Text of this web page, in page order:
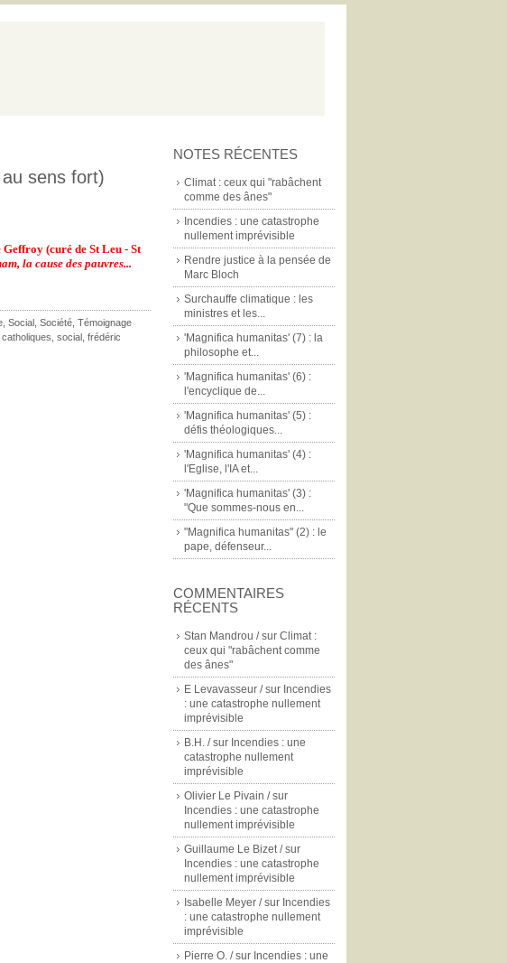
NOTES RÉCENTES
Climat : ceux qui "rabâchent
comme des ânes"
Incendies : une catastrophe
nullement imprévisible
Rendre justice à la pensée de
Marc Bloch
Surchauffe climatique : les
ministres et les...
'Magnifica humanitas' (7) : la
philosophe et...
'Magnifica humanitas' (6) :
l'encyclique de...
'Magnifica humanitas' (5) :
défis théologiques...
'Magnifica humanitas' (4) :
l'Eglise, l'IA et...
'Magnifica humanitas' (3) :
"Que sommes-nous en...
"Magnifica humanitas" (2) : le
pape, défenseur...
COMMENTAIRES
RÉCENTS
Stan Mandrou /sur Climat :
ceux qui "rabâchent comme
des ânes"
E Levavasseur /sur Incendies
: une catastrophe nullement
imprévisible
B.H. /sur Incendies : une
catastrophe nullement
imprévisible
Olivier Le Pivain /sur
Incendies : une catastrophe
nullement imprévisible
Guillaume Le Bizet /sur
Incendies : une catastrophe
nullement imprévisible
Isabelle Meyer /sur Incendies
: une catastrophe nullement
imprévisible
Pierre O. /sur Incendies : une
sens fort)
(curé de St Leu - St
la cause des pauvres...
Social Société Témoignage
catholiques social frédéric